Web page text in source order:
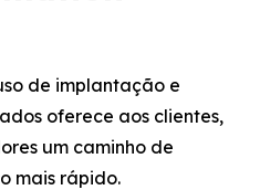
de implantação e
oferece aos clientes,
um caminho de
mais rápido.